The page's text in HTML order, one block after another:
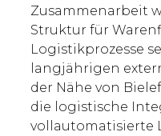
Zusammenarbeit
Struktur für
Logistikprozesse
langjährigen
der Nähe von
die logistische
vollautomatisierte